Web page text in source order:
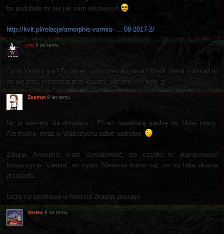
bo podobało mi się jak sam skurwysyn
http://kvlt.pl/relacje/amorphis-varmia- ... 08-2017-2/
yog 9 lat temu
Co ta Varmia gra? To jakieś nowoczesne granie? Black metal stamtąd to
mi się dość jednoznacznie kojarzy, ale one lo-fi były ;p
Zsamot 9 lat temu
No ja niestety nie dotarłem... Przez nawałnicę siedzę do 18-tej pracy.
Ale trudno, teraz w Wałbrzychu sobie nadrobię.
Żałując Amorphis mam świadomość, że często te dopracowane
kompozycje "cierpią" na żywo. Niemniej kurna żal, że mi taka okazja
przepadła...
Liczę na spotkanie w mieście Złotego pociągu.
Vortex 9 lat temu